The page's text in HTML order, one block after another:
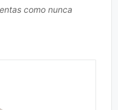
como nunca